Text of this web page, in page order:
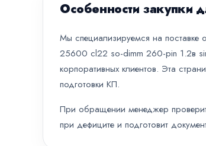
Особенности закупки
Мы специализируемся на
25600 cl22 so-dimm 260-pin 1.2в
корпоративных клиентов. Эта
подготовки КП.
При обращении менеджер проверит
при дефиците и подготовит